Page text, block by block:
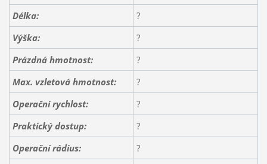
Délka:
?
Výška:
?
Prázdná hmotnost:
?
Max. vzletová hmotnost:
?
Operační rychlost:
?
Praktický dostup:
?
Operační rádius:
?